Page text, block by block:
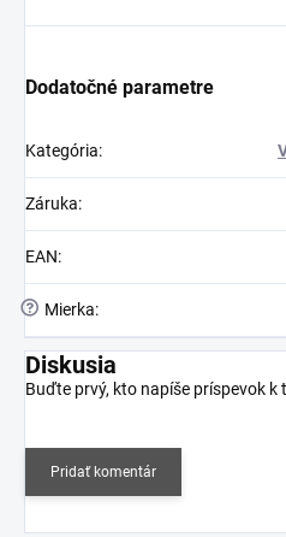
Dodatočné parametre
Kategória:
Záruka:
EAN:
? Mierka:
Diskusia
Buďte prvý, kto napíše príspevok k
Pridať komentár